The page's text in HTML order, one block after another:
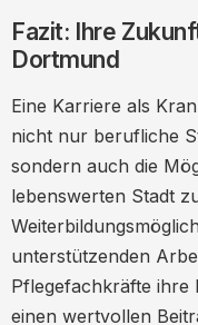
Fazit: Ihre
Dortmund
Eine Karriere als
nicht nur berufliche
sondern auch die
lebenswerten Stadt
unterstützenden
Pflegefachkräfte ihre
einen wertvollen